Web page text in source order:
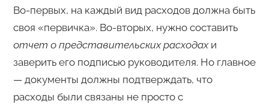
Во-первых, на каждый вид расходов должна быть
своя «первичка». Во-вторых, нужно составить
отчет о представительских расходахи
заверить его подписью руководителя. Но главное
— документы должны подтверждать, что
расходы были связаны не просто с